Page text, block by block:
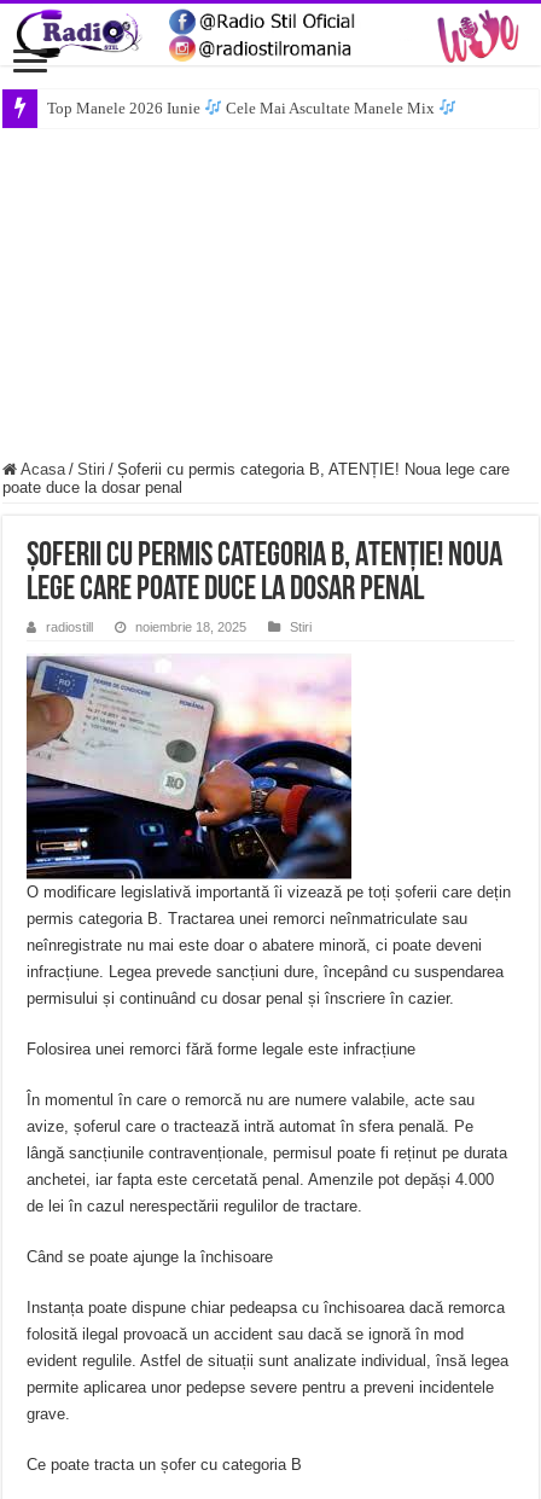
Top Manele 2026 Iunie Cele Mai Ascultate Manele Mix
Acasa / Stiri / Șoferii cu permis categoria B, ATENȚIE! Noua lege care
poate duce la dosar penal
Șoferii cu permis categoria B, ATENȚIE! Noua
lege care poate duce la dosar penal
radiostill noiembrie 18, 2025 Stiri
O modificare legislativă importantă îi vizează pe toți șoferii care dețin
permis categoria B. Tractarea unei remorci neînmatriculate sau
neînregistrate nu mai este doar o abatere minoră, ci poate deveni
infracțiune. Legea prevede sancțiuni dure, începând cu suspendarea
permisului și continuând cu dosar penal și înscriere în cazier.
Folosirea unei remorci fără forme legale este infracțiune
În momentul în care o remorcă nu are numere valabile, acte sau
avize, șoferul care o tractează intră automat în sfera penală. Pe
lângă sancțiunile contravenționale, permisul poate fi reținut pe durata
anchetei, iar fapta este cercetată penal. Amenzile pot depăși 4.000
de lei în cazul nerespectării regulilor de tractare.
Când se poate ajunge la închisoare
Instanța poate dispune chiar pedeapsa cu închisoarea dacă remorca
folosită ilegal provoacă un accident sau dacă se ignoră în mod
evident regulile. Astfel de situații sunt analizate individual, însă legea
permite aplicarea unor pedepse severe pentru a preveni incidentele
grave.
Ce poate tracta un șofer cu categoria B